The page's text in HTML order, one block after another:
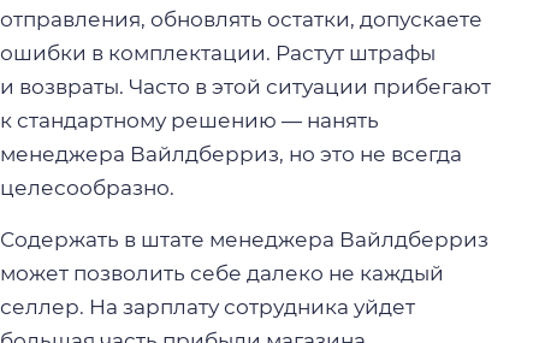
отправления, обновлять остатки, допускаете
ошибки в комплектации. Растут штрафы
и возвраты. Часто в этой ситуации прибегают
к стандартному решению — нанять
менеджера Вайлдберриз, но это не всегда
целесообразно.
Содержать в штате менеджера Вайлдберриз
может позволить себе далеко не каждый
селлер. На зарплату сотрудника уйдет